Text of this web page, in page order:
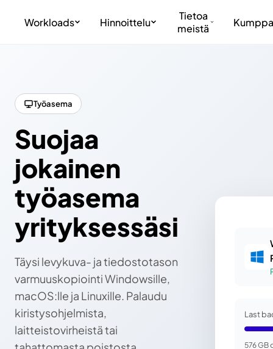
Workloads Hinnoittelu
Tietoa
meistä
Työasema
Suojaa
jokainen
työasema
yrityksessäsi
Täysi levykuva- ja tiedostotason
varmuuskopiointi Windowsille,
macOS:lle ja Linuxille. Palaudu
kiristysohjelmista,
laitteistovirheistä tai
Last
576 GB